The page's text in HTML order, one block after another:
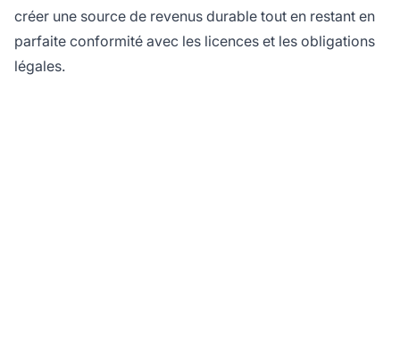
créer une source de revenus durable tout en restant en
parfaite conformité avec les licences et les obligations
légales.